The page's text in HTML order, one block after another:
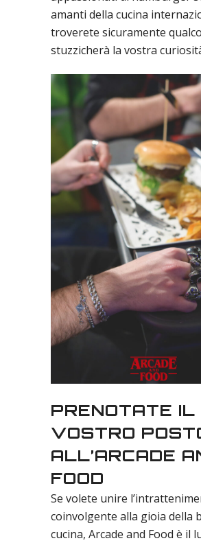
amanti della cucina
troverete sicuramente
stuzzicherà la vostra
PRENOTATE IL
VOSTRO
ALL’ARCADE
FOOD
Se volete unire
coinvolgente alla gioia della
cucina, Arcade and Food è il